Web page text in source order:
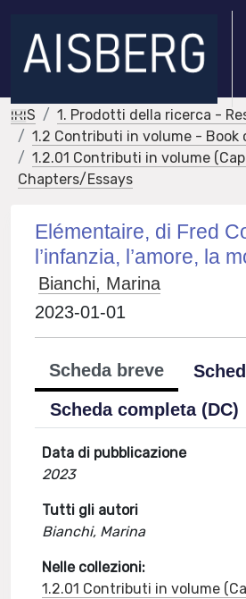
IRIS
1. Prodotti della ricerca -
1.2 Contributi in volume - Book
1.2.01 Contributi in volume
Chapters/Essays
Elémentaire, di Fred
l’infanzia, l’amore, la
Bianchi, Marina
2023-01-01
Scheda breve
Scheda completa (DC)
Data di pubblicazione
2023
Tutti gli autori
Bianchi, Marina
Nelle collezioni:
1.2.01 Contributi in volume